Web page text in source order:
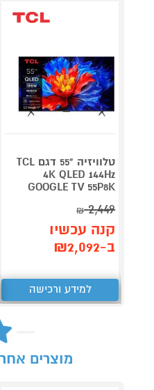
טלוויזיה "55 דגם TCL
4K QLED 144Hz
GOOGLE TV 55P8K
2,449
₪
קנה עכשיו
ב-₪2,092
למידע ורכישה
מוצרים